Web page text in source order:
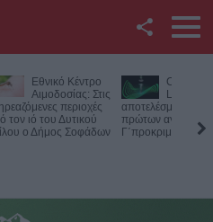
Twitter
YouTube
RSS
Εθνικό Κέντρο
Αιμοδοσίας: Στις
περιοχές
τον ιό του Δυτικού
ο Δήμος Σοφάδων
League:
αποτελέσματα των
πρώτων αγώνων
Γ΄προκριματικού